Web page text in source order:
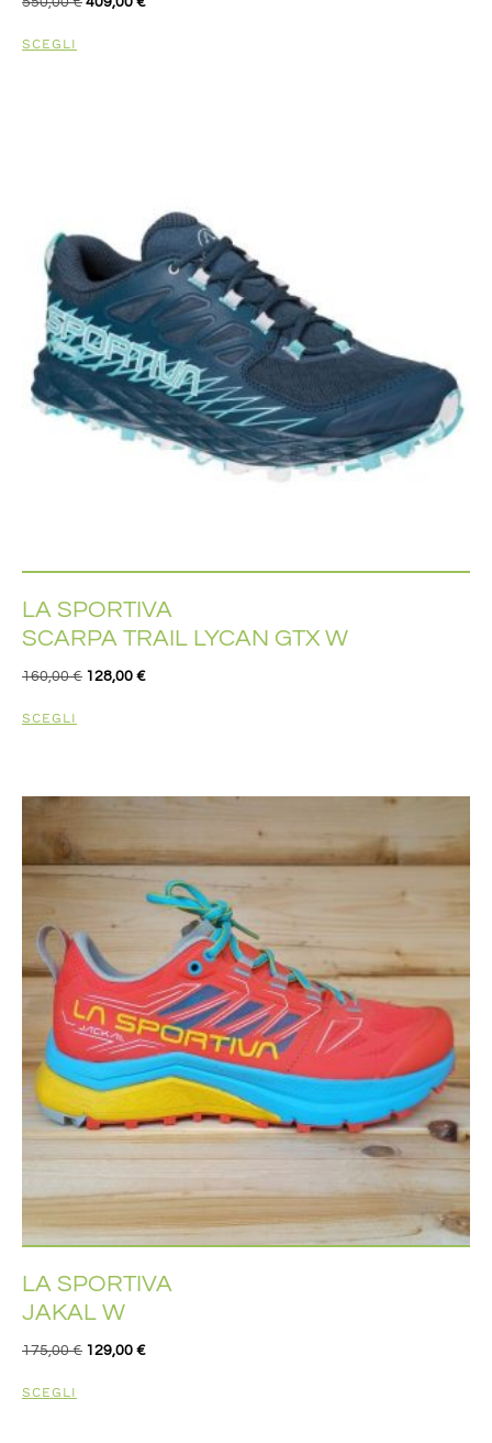
SCEGLI
LA SPORTIVA
SCARPA TRAIL LYCAN GTX W
160,00€ 128,00 €
SCEGLI
LA SPORTIVA
JAKAL W
175,00€ 129,00 €
SCEGLI